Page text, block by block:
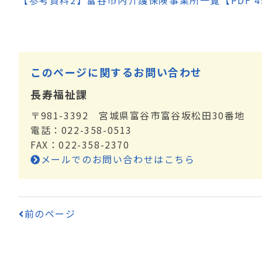
このページに関するお問い合わせ
長寿福祉課
〒981-3392 宮城県富谷市富谷坂松田30番地
電話：022-358-0513
FAX：022-358-2370
メールでのお問い合わせはこちら
前のページ